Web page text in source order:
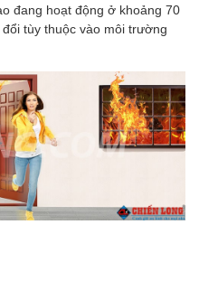
đang hoạt động ở khoảng 70
tùy thuộc vào môi trường